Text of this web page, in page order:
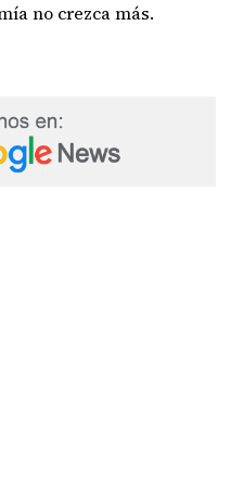
no crezca más.